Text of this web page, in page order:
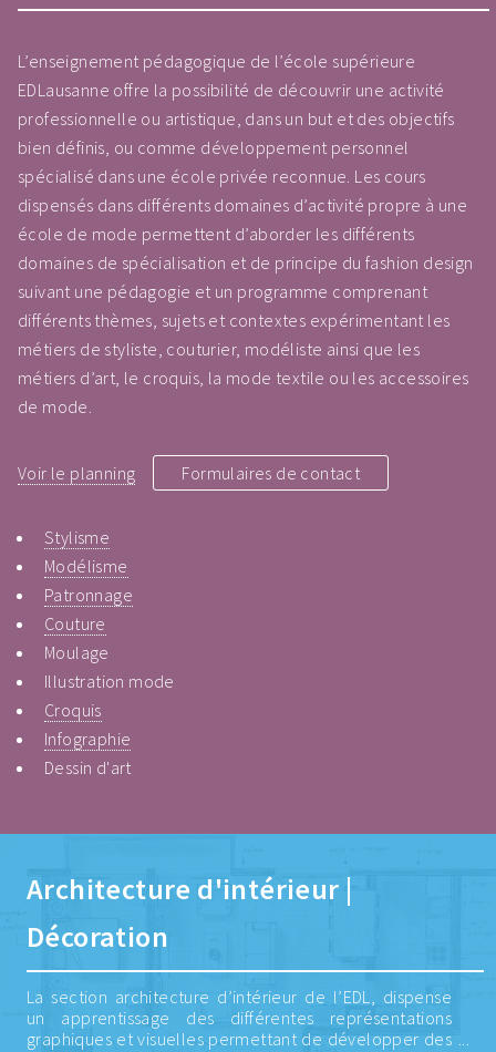
L’enseignement pédagogique de l’école supérieure
EDLausanne offre la possibilité de découvrir une activité
professionnelle ou artistique, dans un but et des objectifs
bien définis, ou comme développement personnel
spécialisé dans une école privée reconnue. Les cours
dispensés dans différents domaines d’activité propre à une
école de mode permettent d’aborder les différents
domaines de spécialisation et de principe du fashion design
suivant une pédagogie et un programme comprenant
différents thèmes, sujets et contextes expérimentant les
métiers de styliste, couturier, modéliste ainsi que les
métiers d’art, le croquis, la mode textile ou les accessoires
de mode.
Voir le planning Formulaires de contact
Stylisme
Modélisme
Patronnage
Couture
Moulage
Illustration mode
Croquis
Infographie
Dessin d'art
Architecture d'intérieur |
Décoration
La section architecture d’intérieur de l’EDL, dispense
un apprentissage des différentes représentations
graphiques et visuelles permettant de développer des